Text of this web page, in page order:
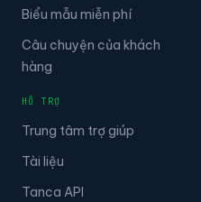
Biểu mẫu miễn phí
Câu chuyện của khách
hàng
HỖ TRỢ
Trung tâm trợ giúp
Tài liệu
Tanca API